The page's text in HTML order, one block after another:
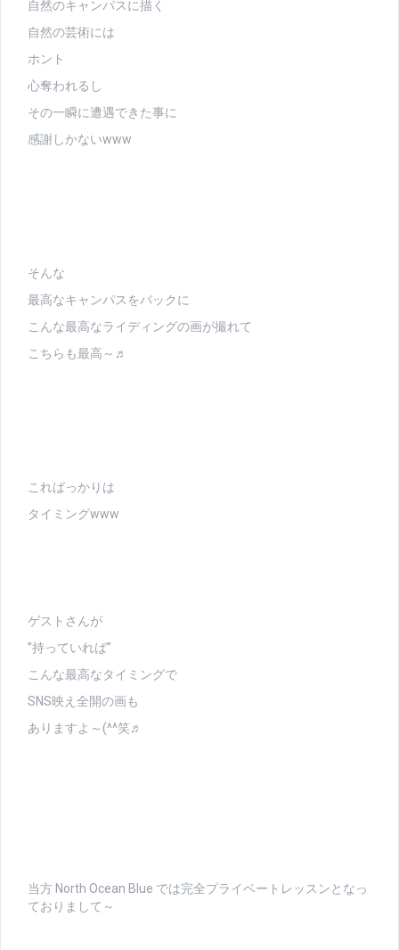
自然のキャンパスに描く
自然の芸術には
ホント
心奪われるし
その一瞬に遭遇できた事に
感謝しかないwww
そんな
最高なキャンパスをバックに
こんな最高なライディングの画が撮れて
こちらも最高～♬
こればっかりは
タイミングwww
ゲストさんが
”持っていれば”
こんな最高なタイミングで
SNS映え全開の画も
ありますよ～(^^笑♬
当方 North Ocean Blue では完全プライベートレッスンとなっ
ておりまして～